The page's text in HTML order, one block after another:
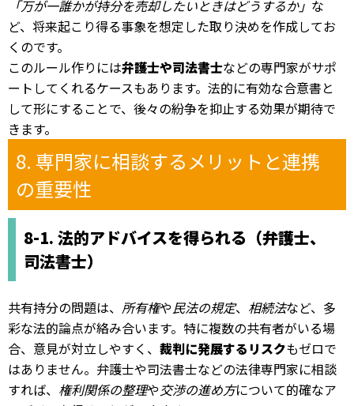
「万が一誰かが持分を売却したいときはどうするか」 な
ど、将来起こり得る事象を想定した取り決めを作成してお
くのです。
このルール作りには弁護士や司法書士などの専門家がサポ
ートしてくれるケースもあります。法的に有効な合意書と
して形にすることで、後々の紛争を抑止する効果が期待で
きます。
8. 専門家に相談するメリットと連携
の重要性
8-1. 法的アドバイスを得られる（弁護士、
司法書士）
共有持分の問題は、 所有権や民法の規定、 相続法など、多
彩な法的論点が絡み合います。特に複数の共有者がいる場
合、意見が対立しやすく、 裁判に発展するリスクもゼロで
はありません。弁護士や司法書士などの法律専門家に相談
すれば、 権利関係の整理や交渉の進め方について的確なア